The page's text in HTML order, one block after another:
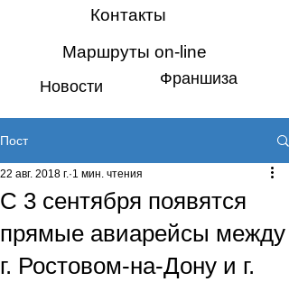
Контакты
Маршруты on-line
Новости Франшиза
Пост
С 3 сентября появятся
прямые авиарейсы между
г. Ростовом-на-Дону и г.
22 авг. 2018 г. 1 мин. чтения